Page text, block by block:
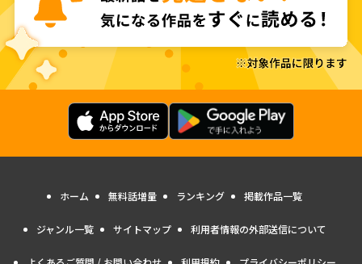
ホーム 無料話増量 ランキング 掲載作品一覧
ジャンル一覧 サイトマップ 利用者情報の外部送信について